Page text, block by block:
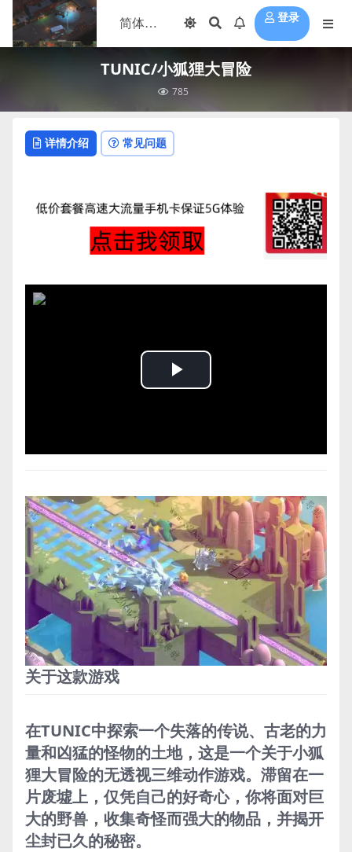
登录
TUNIC/小狐狸大冒险
785
详情介绍 常见问题
Play
关于这款游戏
在TUNIC中探索一个失落的传说、古老的力
量和凶猛的怪物的土地，这是一个关于小狐
狸大冒险的无透视三维动作游戏。滞留在一
片废墟上，仅凭自己的好奇心，你将面对巨
大的野兽，收集奇怪而强大的物品，并揭开
尘封已久的秘密。